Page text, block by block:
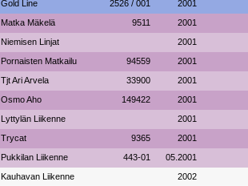
Gold Line 2526 / 001 2001
Matka Mäkelä 9511 2001
Niemisen Linjat 2001
Pornaisten Matkailu 94559 2001
Tjt Ari Arvela 33900 2001
Osmo Aho 149422 2001
Lyttylän Liikenne 2001
Trycat 9365 2001
Pukkilan Liikenne 443-01 05.2001
Kauhavan Liikenne 2002